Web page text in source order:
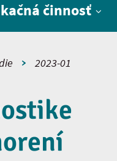
činnosť
2023-01